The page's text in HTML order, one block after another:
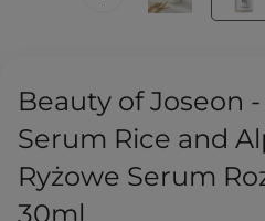
Beauty of Joseon
Serum Rice and
Ryżowe Serum
30ml